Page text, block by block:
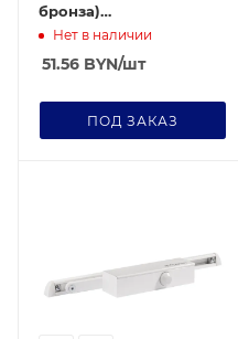
бронза)
морозостойкий
Нет в наличии
51.56 BYN/шт
ПОД ЗАКАЗ